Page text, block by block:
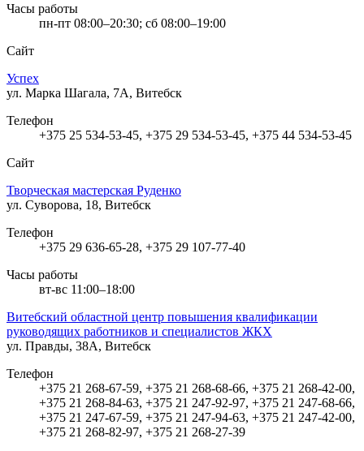
Часы работы
пн-пт 08:00–20:30; сб 08:00–19:00
Сайт
Успех
ул. Марка Шагала, 7А, Витебск
Телефон
+375 25 534-53-45, +375 29 534-53-45, +375 44 534-53-45
Сайт
Творческая мастерская Руденко
ул. Суворова, 18, Витебск
Телефон
+375 29 636-65-28, +375 29 107-77-40
Часы работы
вт-вс 11:00–18:00
Витебский областной центр повышения квалификации
руководящих работников и специалистов ЖКХ
ул. Правды, 38А, Витебск
Телефон
+375 21 268-67-59, +375 21 268-68-66, +375 21 268-42-00,
+375 21 268-84-63, +375 21 247-92-97, +375 21 247-68-66,
+375 21 247-67-59, +375 21 247-94-63, +375 21 247-42-00,
+375 21 268-82-97, +375 21 268-27-39